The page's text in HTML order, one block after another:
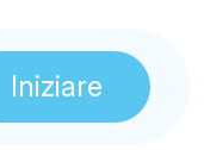
Iniziare